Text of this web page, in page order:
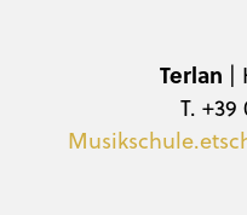
Terlan |
T. +39